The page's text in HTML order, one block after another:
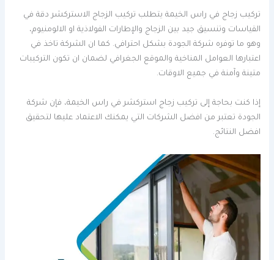
تركيب زجاج في راس الخيمة يتطلب تركيب الزجاج الاستركشر دقة في
القياسات وتنسيق جيد بين الزجاج والإطارات الفولاذية او الالومنيوم،
وهو ما توفره شركة الجودة بشكل احترافي. كما ان الشركة تاخذ في
اعتبارها العوامل المناخية والموقع الجغرافي لضمان ان تكون التركيبات
متينة وآمنة في جميع الاوقات.
إذا كنت بحاجة إلى تركيب زجاج استركشر في راس الخيمة، فإن شركة
الجودة تعتبر من افضل الشركات التي يمكنك الاعتماد عليها لتحقيق
افضل النتائج.